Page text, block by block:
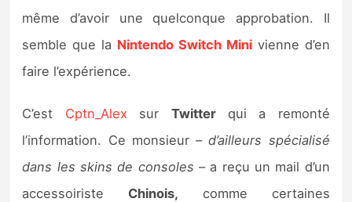
Précommandes jeux Switch 2
Sorties de jeux
Bons plans
même d’avoir une quelconque approbation. Il
semble que la Nintendo Switch Minivienne d’en
faire l’expérience.
C’est Cptn_Alex sur Twitterqui a remonté
l’information. Ce monsieur –d’ailleurs spécialisé
dans les skins de consoles – a reçu un mail d’un
accessoiriste Chinois, comme certaines